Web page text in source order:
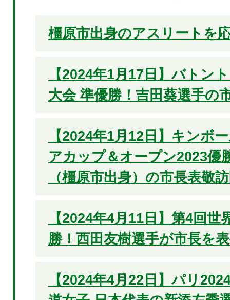
橿原市出身のアスリートを
【2024年1月17日】バトン
大会 準優勝！吉田葵選手の
【2024年1月12日】キンボ
アカップ＆オープン2023優
（橿原市出身）の市長表敬
【2024年4月11日】第4回世
勝！西田友樹選手が市長を
【2024年4月22日】パリ